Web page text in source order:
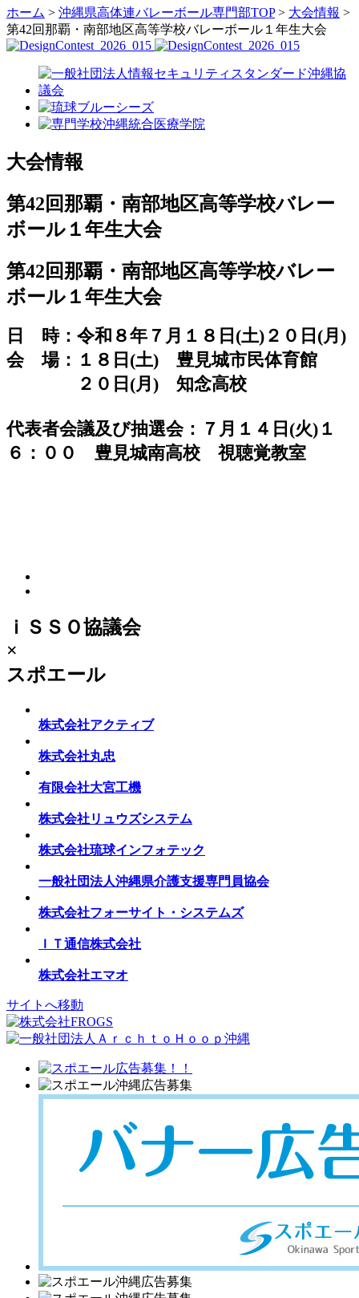
ホーム > 沖縄県高体連バレーボール専門部TOP> 大会情報 >
第42回那覇・南部地区高等学校バレーボール１年生大会
大会情報
第42回那覇・南部地区高等学校バレー
ボール１年生大会
第42回那覇・南部地区高等学校バレー
ボール１年生大会
日 時：令和８年７月１８日(土)２０日(月)
会 場：１８日(土) 豊見城市民体育館
２０日(月) 知念高校
代表者会議及び抽選会：７月１４日(火)１
６：００ 豊見城南高校 視聴覚教室
ｉＳＳＯ協議会
×
スポエール
株式会社アクティブ
株式会社丸忠
有限会社大宮工機
株式会社リュウズシステム
株式会社琉球インフォテック
一般社団法人沖縄県介護支援専門員協会
株式会社フォーサイト・システムズ
ＩＴ通信株式会社
株式会社エマオ
サイトへ移動